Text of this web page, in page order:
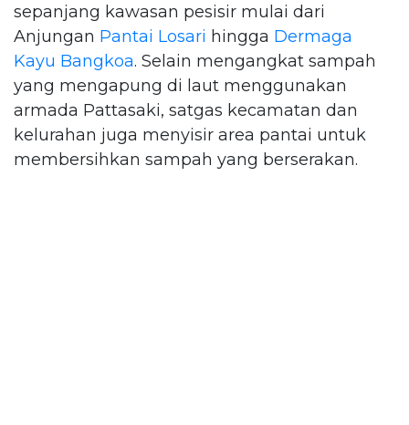
sepanjang kawasan pesisir mulai dari
Anjungan Pantai Losari hingga Dermaga
Kayu Bangkoa. Selain mengangkat sampah
yang mengapung di laut menggunakan
armada Pattasaki, satgas kecamatan dan
kelurahan juga menyisir area pantai untuk
membersihkan sampah yang berserakan.